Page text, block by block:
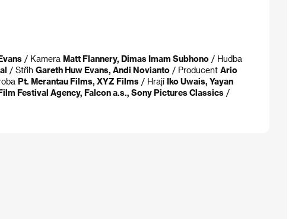
/ Kamera Matt Flannery, Dimas Imam Subhono / Hudba
/ Střih Gareth Huw Evans, Andi Novianto / Producent Ario
Pt. Merantau Films, XYZ Films / Hrají Iko Uwais, Yayan
Festival Agency, Falcon a.s., Sony Pictures Classics /